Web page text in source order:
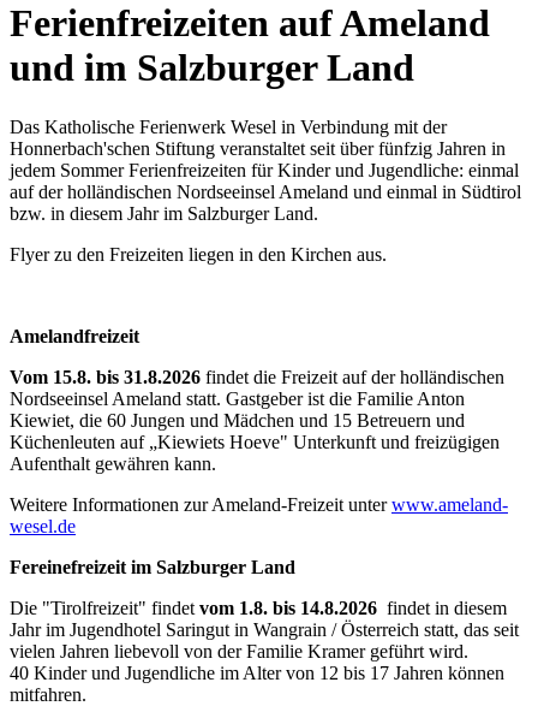
Ferienfreizeiten auf Ameland
und im Salzburger Land
Das Katholische Ferienwerk Wesel in Verbindung mit der
Honnerbach'schen Stiftung veranstaltet seit über fünfzig Jahren in
jedem Sommer Ferienfreizeiten für Kinder und Jugendliche: einmal
auf der holländischen Nordseeinsel Ameland und einmal in Südtirol
bzw. in diesem Jahr im Salzburger Land.
Flyer zu den Freizeiten liegen in den Kirchen aus.
Amelandfreizeit
Vom 15.8. bis 31.8.2026 findet die Freizeit auf der holländischen
Nordseeinsel Ameland statt. Gastgeber ist die Familie Anton
Kiewiet, die 60 Jungen und Mädchen und 15 Betreuern und
Küchenleuten auf „Kiewiets Hoeve" Unterkunft und freizügigen
Aufenthalt gewähren kann.
Weitere Informationen zur Ameland-Freizeit unterwww.ameland-
wesel.de
Fereinefreizeit im Salzburger Land
Die "Tirolfreizeit" findet vom 1.8. bis 14.8.2026 findet in diesem
Jahr im Jugendhotel Saringut in Wangrain / Österreich statt, das seit
vielen Jahren liebevoll von der Familie Kramer geführt wird.
40 Kinder und Jugendliche im Alter von 12 bis 17 Jahren können
mitfahren.